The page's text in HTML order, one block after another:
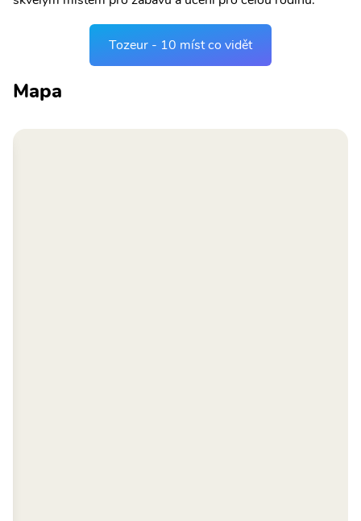
Tozeur - 10 míst co vidět
Mapa